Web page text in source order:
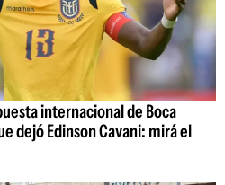
internacional de Boca
dejó Edinson Cavani: mirá el